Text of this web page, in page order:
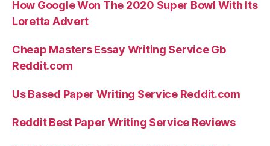
adoree?”
How Google Won The 2020 Super Bowl With Its
Loretta Advert
Cheap Masters Essay Writing Service Gb
Reddit.com
Us Based Paper Writing Service Reddit.com
Reddit Best Paper Writing Service Reviews